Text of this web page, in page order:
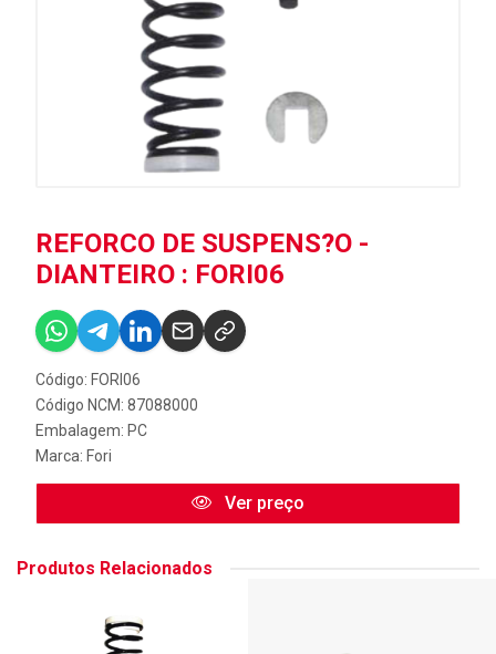
REFORCO DE SUSPENS?O -
DIANTEIRO : FORI06
Código: FORI06
Código NCM: 87088000
Embalagem: PC
Marca: Fori
Ver preço
Produtos Relacionados